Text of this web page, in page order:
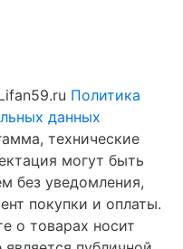
Политика
данных
технические
могут быть
без уведомления,
покупки и оплаты.
о товарах носит